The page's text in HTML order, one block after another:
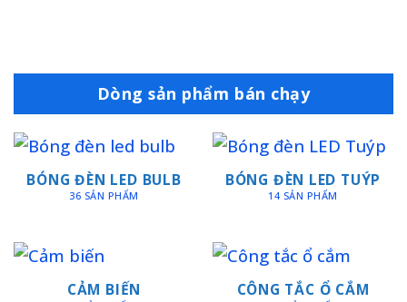
Dòng sản phẩm bán chạy
BÓNG ĐÈN LED BULB
36 SẢN PHẨM
BÓNG ĐÈN LED TUÝP
14 SẢN PHẨM
CẢM BIẾN CÔNG TẮC Ổ CẮM